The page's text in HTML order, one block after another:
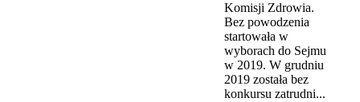
Komisji Zdrowia.
Bez powodzenia
startowała w
wyborach do Sejmu
w 2019. W grudniu
2019 została bez
konkursu zatrudni...